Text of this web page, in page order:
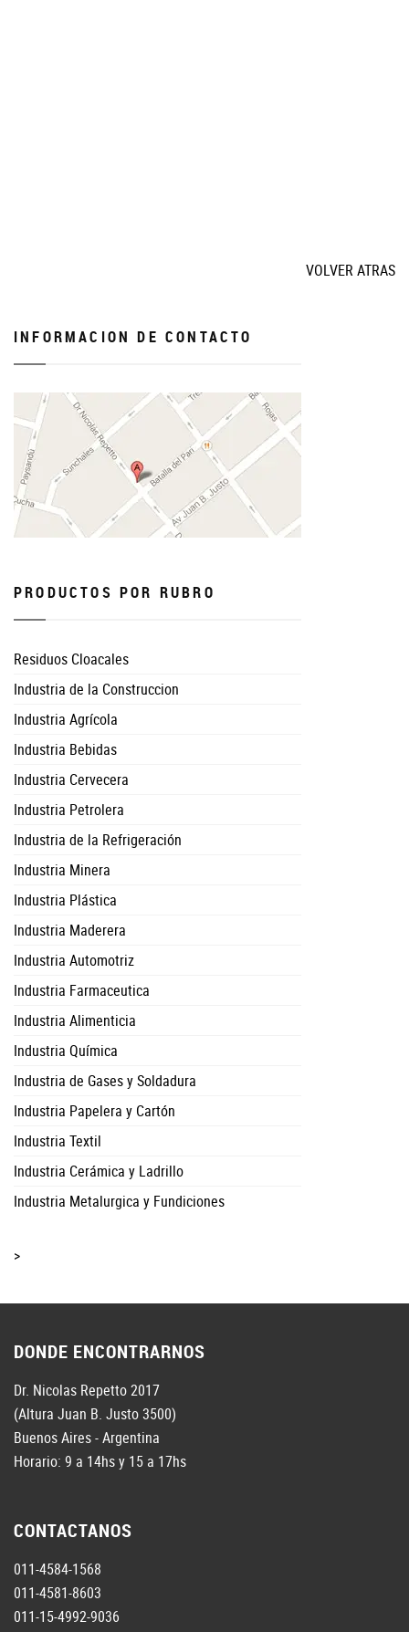
VOLVER ATRAS
INFORMACION DE CONTACTO
PRODUCTOS POR RUBRO
Residuos Cloacales
Industria de la Construccion
Industria Agrícola
Industria Bebidas
Industria Cervecera
Industria Petrolera
Industria de la Refrigeración
Industria Minera
Industria Plástica
Industria Maderera
Industria Automotriz
Industria Farmaceutica
Industria Alimenticia
Industria Química
Industria de Gases y Soldadura
Industria Papelera y Cartón
Industria Textil
Industria Cerámica y Ladrillo
Industria Metalurgica y Fundiciones
>
DONDE ENCONTRARNOS
Dr. Nicolas Repetto 2017
(Altura Juan B. Justo 3500)
Buenos Aires - Argentina
Horario: 9 a 14hs y 15 a 17hs
CONTACTANOS
011-4584-1568
011-4581-8603
011-15-4992-9036